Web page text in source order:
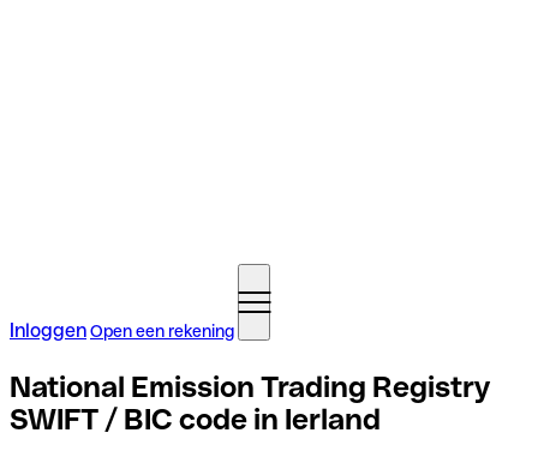
InloggenOpen een rekening
National Emission Trading Registry
SWIFT / BIC code in Ierland